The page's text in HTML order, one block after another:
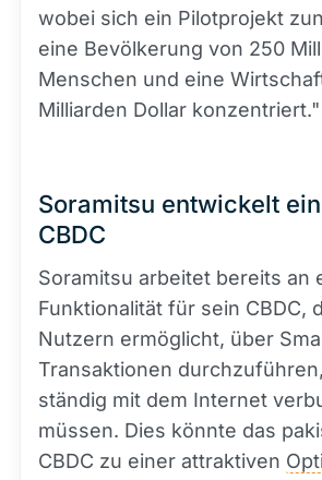
wobei sich ein Pilotprojekt
eine Bevölkerung von 250
Menschen und eine
Milliarden Dollar konzentriert."
Soramitsu entwickelt
CBDC
Soramitsu arbeitet bereits an
Funktionalität für sein CBDC,
Nutzern ermöglicht, über
Transaktionen
ständig mit dem Internet
müssen. Dies könnte das
CBDC zu einer attraktiven